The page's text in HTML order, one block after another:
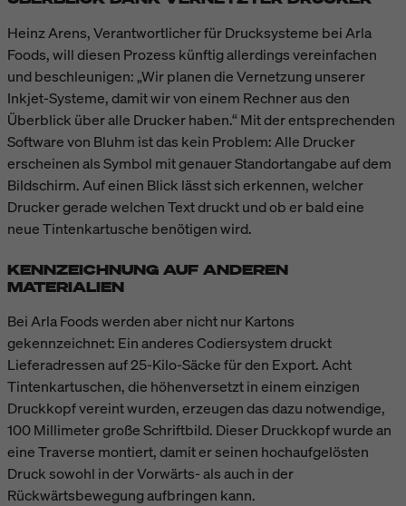
Heinz Arens, Verantwortlicher für Drucksysteme bei Arla
Foods, will diesen Prozess künftig allerdings vereinfachen
und beschleunigen: „Wir planen die Vernetzung unserer
Inkjet-Systeme, damit wir von einem Rechner aus den
Überblick über alle Drucker haben.“ Mit der entsprechenden
Software von Bluhm ist das kein Problem: Alle Drucker
erscheinen als Symbol mit genauer Standortangabe auf dem
Bildschirm. Auf einen Blick lässt sich erkennen, welcher
Drucker gerade welchen Text druckt und ob er bald eine
neue Tintenkartusche benötigen wird.
KENNZEICHNUNG AUF ANDEREN
MATERIALIEN
Bei Arla Foods werden aber nicht nur Kartons
gekennzeichnet: Ein anderes Codiersystem druckt
Lieferadressen auf 25-Kilo-Säcke für den Export. Acht
Tintenkartuschen, die höhenversetzt in einem einzigen
Druckkopf vereint wurden, erzeugen das dazu notwendige,
100 Millimeter große Schriftbild. Dieser Druckkopf wurde an
eine Traverse montiert, damit er seinen hochaufgelösten
Druck sowohl in der Vorwärts- als auch in der
Rückwärtsbewegung aufbringen kann.